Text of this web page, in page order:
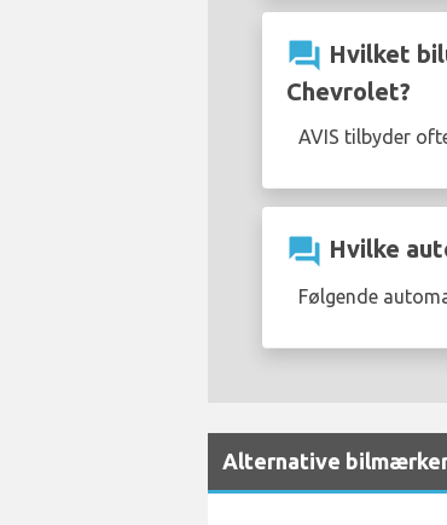
question_answer Hvilket
Chevrolet?
AVIS tilbyder
question_answer Hvilke
Følgende
Alternative